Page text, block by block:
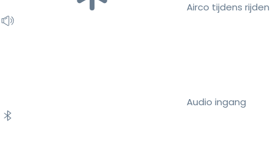
Airco tijdens rijden
Audio ingang